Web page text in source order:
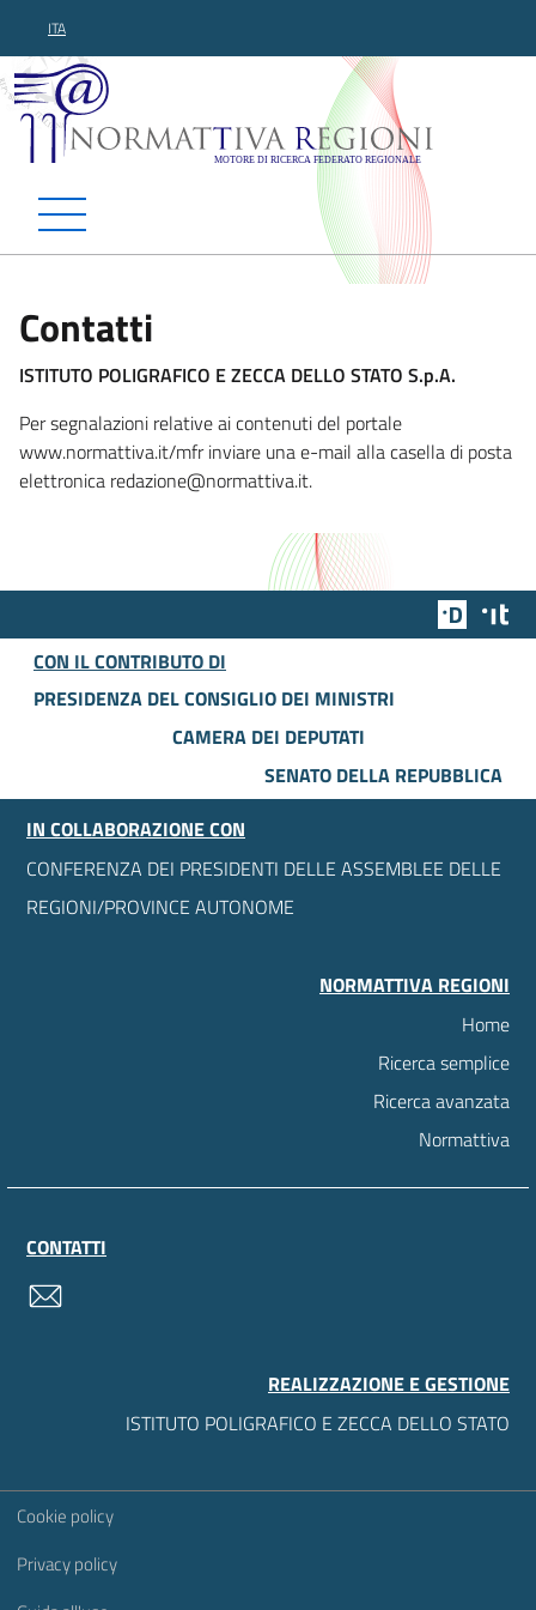
ITA
Normattiva Regioni -
Contatti
ISTITUTO POLIGRAFICO E ZECCA DELLO STATO S.p.A.
Per segnalazioni relative ai contenuti del portale
www.normattiva.it/mfr inviare una e-mail alla casella di posta
elettronica redazione@normattiva.it.
Team
CON IL CONTRIBUTO DI
PRESIDENZA DEL CONSIGLIO DEI MINISTRI
CAMERA DEI DEPUTATI
SENATO DELLA REPUBBLICA
IN COLLABORAZIONE CON
CONFERENZA DEI PRESIDENTI DELLE ASSEMBLEE DELLE
REGIONI/PROVINCE AUTONOME
NORMATTIVA REGIONI
Home
Ricerca semplice
Ricerca avanzata
Normattiva
CONTATTI
REALIZZAZIONE E GESTIONE
ISTITUTO POLIGRAFICO E ZECCA DELLO STATO
Sezione Link Utili
Cookie policy
Privacy policy